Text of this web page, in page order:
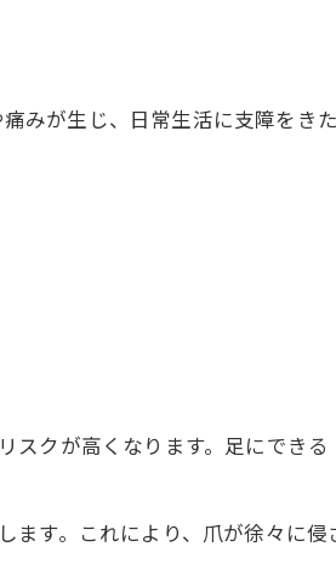
みが生じ、日常生活に支障をき
スクが高くなります。足にでき
す。これにより、爪が徐々に侵